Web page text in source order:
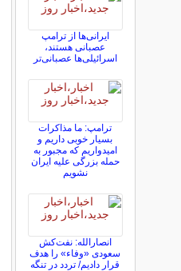
ایرانی‌ها از ترامپ
عصبانی هستند،
اسرائیلی‌ها عصبانی‌تر
ترامپ: ما مذاکرات
بسیار خوبی داریم و
امیدواریم که مجبور به
حمله بزرگی علیه ایران
نشویم
انصارالله: نفت‌کش
سعودی «وفاء» را هدف
قرار دادیم/ تردد در تنگه